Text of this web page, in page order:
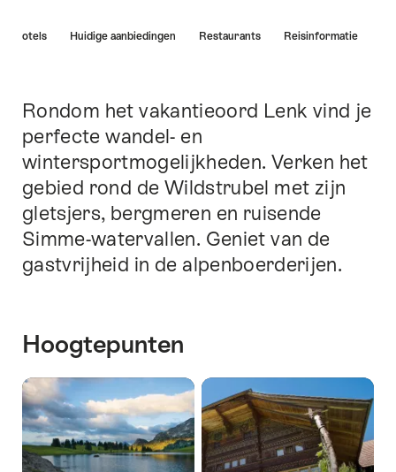
rechtstreeks
naar
de
ankerpunten
op
deze
pagina.
Hotels Huidige aanbiedingen Restaurants Reisinformatie
Inleiding
Rondom het vakantieoord Lenk vind je
perfecte wandel- en
wintersportmogelijkheden. Verken het
gebied rond de Wildstrubel met zijn
gletsjers, bergmeren en ruisende
Simme-watervallen. Geniet van de
gastvrijheid in de alpenboerderijen.
Hoogtepunten